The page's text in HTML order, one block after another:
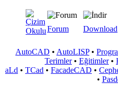
Forum Download
AutoCAD • AutoLISP•
Terimler• Eğitimler•
aLd • TCad • FacadeCAD •
•